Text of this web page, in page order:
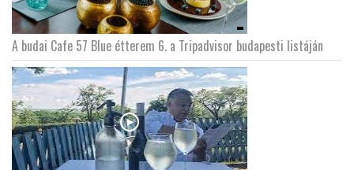
A budai Cafe 57 Blue étterem 6. a Tripadvisor budapesti listáján